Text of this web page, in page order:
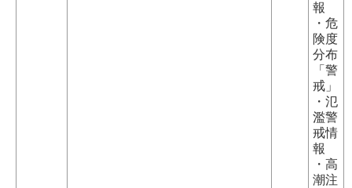
報
・危
険度
分布
「警
戒」
・氾
濫警
戒情
報
・高
潮注